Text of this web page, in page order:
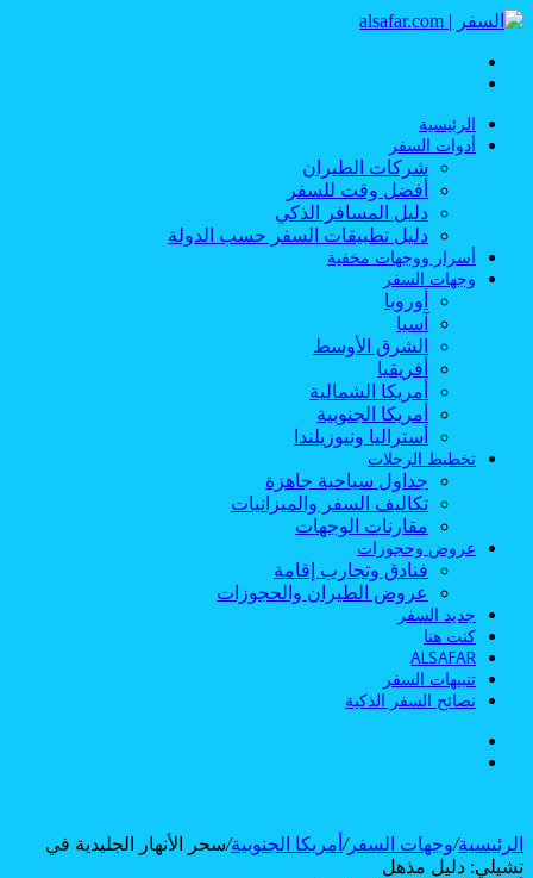
الرئيسية
أدوات السفر
شركات الطيران
أفضل وقت للسفر
دليل المسافر الذكي
دليل تطبيقات السفر حسب الدولة
أسرار ووجهات مخفية
وجهات السفر
أوروبا
آسيا
الشرق الأوسط
أفريقيا
أمريكا الشمالية
أمريكا الجنوبية
أستراليا ونيوزيلندا
تخطيط الرحلات
جداول سياحية جاهزة
تكاليف السفر والميزانيات
مقارنات الوجهات
عروض وحجوزات
فنادق وتجارب إقامة
عروض الطيران والحجوزات
جديد السفر
كنت هنا
ALSAFAR
تنبيهات السفر
نصائح السفر الذكية
الرئيسية/وجهات السفر/ أمريكا الجنوبية/سحر الأنهار الجليدية في
تشيلي: دليل مذهل